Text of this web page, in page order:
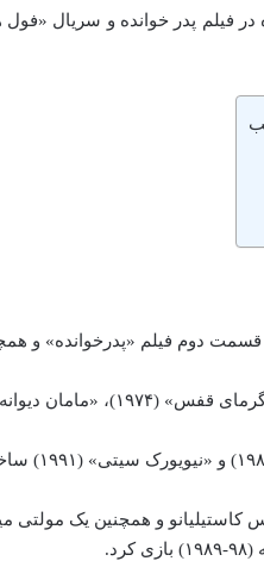
در فیلم پدر خوانده و سریال
فیلم «پدرخوانده» و همچنین
منچوری» (۲۰۰۴) ظاهر شد.
کاستیلیانو و همچنین یک مولتی